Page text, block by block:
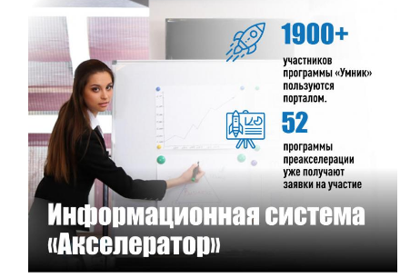
Смотреть проект